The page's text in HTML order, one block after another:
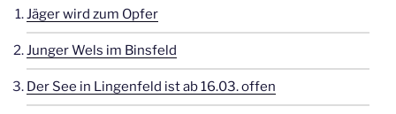
Jäger wird zum Opfer
Junger Wels im Binsfeld
Der See in Lingenfeld ist ab 16.03. offen